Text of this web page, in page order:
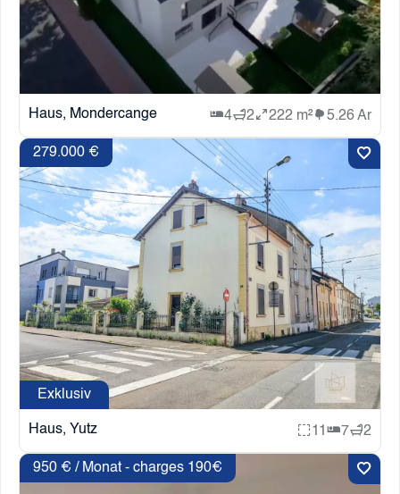
Haus, Mondercange 4 2 222 m² 5.26 Ar
Exklusiv
Haus, Yutz
279.000 €
11 7 2
950 € / Monat - charges 190€